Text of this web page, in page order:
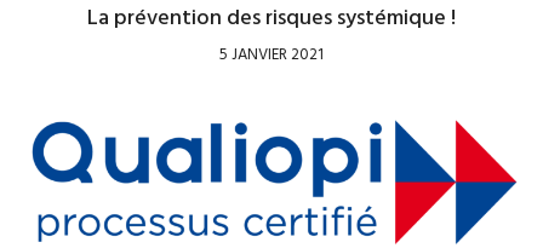
La prévention des risques systémique !
5 JANVIER 2021